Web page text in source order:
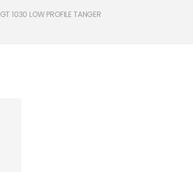
GT 1030 LOW PROFILE TANGER